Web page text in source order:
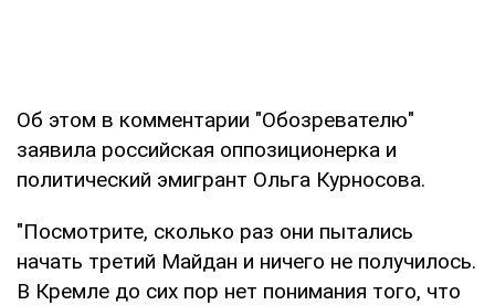
Об этом в комментарии "Обозревателю"
заявила российская оппозиционерка и
политический эмигрант Ольга Курносова.
"Посмотрите, сколько раз они пытались
начать третий Майдан и ничего не получилось.
В Кремле до сих пор нет понимания того, что